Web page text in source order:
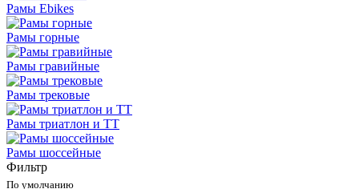
Рамы Ebikes
Рамы горные
Рамы гравийные
Рамы трековые
Рамы триатлон и ТТ
Рамы шоссейные
Фильтр
По умолчанию